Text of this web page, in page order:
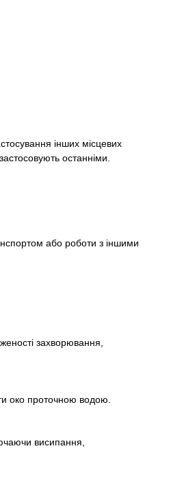
інших місцевих
останніми.
або роботи з іншими
захворювання,
око проточною водою.
висипання,